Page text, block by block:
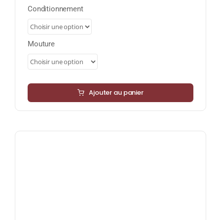
à
34,00 €
Conditionnement
Mouture
Ajouter au panier